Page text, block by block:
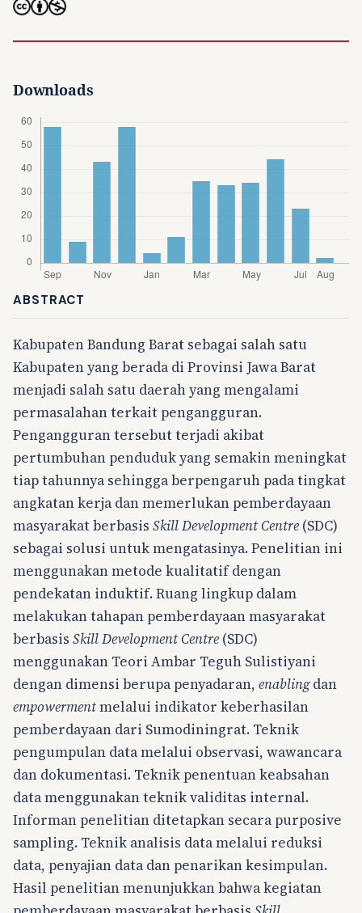
ABSTRACT
Kabupaten Bandung Barat sebagai salah satu
Kabupaten yang berada di Provinsi Jawa Barat
menjadi salah satu daerah yang mengalami
permasalahan terkait pengangguran.
Pengangguran tersebut terjadi akibat
pertumbuhan penduduk yang semakin meningkat
tiap tahunnya sehingga berpengaruh pada tingkat
angkatan kerja dan memerlukan pemberdayaan
masyarakat berbasis Skill Development Centre (SDC)
sebagai solusi untuk mengatasinya. Penelitian ini
menggunakan metode kualitatif dengan
pendekatan induktif. Ruang lingkup dalam
melakukan tahapan pemberdayaan masyarakat
berbasis Skill Development Centre (SDC)
menggunakan Teori Ambar Teguh Sulistiyani
dengan dimensi berupa penyadaran, enablingdan
empowermentmelalui indikator keberhasilan
pemberdayaan dari Sumodiningrat. Teknik
pengumpulan data melalui observasi, wawancara
dan dokumentasi. Teknik penentuan keabsahan
data menggunakan teknik validitas internal.
Informan penelitian ditetapkan secara purposive
sampling. Teknik analisis data melalui reduksi
data, penyajian data dan penarikan kesimpulan.
Hasil penelitian menunjukkan bahwa kegiatan
Downloads